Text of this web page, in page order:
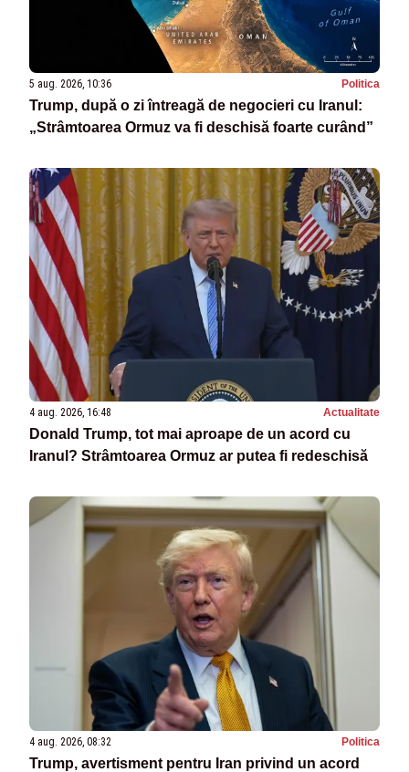
5 aug. 2026, 10:36 Politica
Trump, după o zi întreagă de negocieri cu Iranul:
„Strâmtoarea Ormuz va fi deschisă foarte curând”
4 aug. 2026, 16:48 Actualitate
Donald Trump, tot mai aproape de un acord cu
Iranul? Strâmtoarea Ormuz ar putea fi redeschisă
4 aug. 2026, 08:32 Politica
Trump, avertisment pentru Iran privind un acord